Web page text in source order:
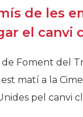
de les
el canvi
Foment del
matí a la
pel canvi